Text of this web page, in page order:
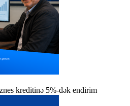
kreditinə 5%-dək endirim